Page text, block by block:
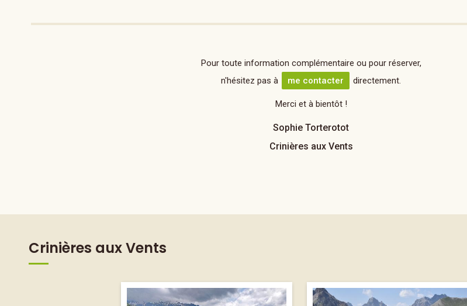
Pour toute information complémentaire ou pour réserver,
n'hésitez pas à
me contacter directement.
Merci et à bientôt !
Sophie Torterotot
Crinières aux Vents
Crinières aux Vents